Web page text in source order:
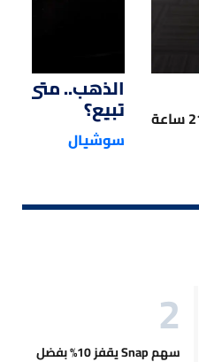
الذهب.. متى
تبيع؟
سوشيال
سهم Snap يقفز 10% بفضل